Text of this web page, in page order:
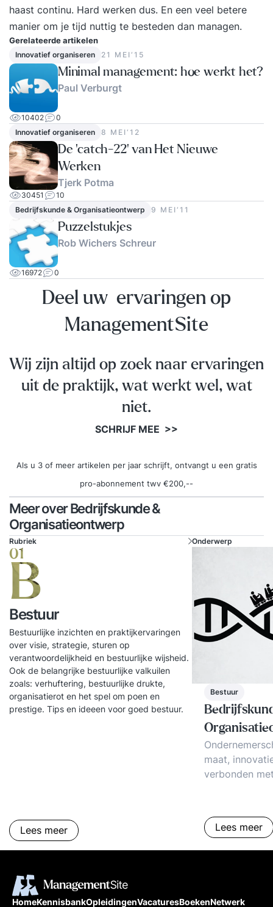
haast continu. Hard werken dus. En een veel betere
manier om je tijd nuttig te besteden dan managen.
Gerelateerde artikelen
Innovatief organiseren 21 MEI‘15
Minimal management: hoe werkt het?
Paul Verburgt
10402
0
Innovatief organiseren
8 MEI‘12
De ‘catch-22’ van Het Nieuwe
Werken
Tjerk Potma
30451
10
Bedrijfskunde & Organisatieontwerp
9 MEI‘11
Puzzelstukjes
Rob Wichers Schreur
16972 0
Deel uw ervaringen op
ManagementSite
Wij zijn altijd op zoek naar ervaringen
uit de praktijk, wat werkt wel, wat
niet.
SCHRIJF MEE >>
Als u 3 of meer artikelen per jaar schrijft, ontvangt u een gratis
pro-abonnement twv €200,--
Meer over Bedrijfskunde &
Organisatieontwerp
Rubriek
01
B
Bestuur
Bestuurlijke inzichten en praktijkervaringen
over visie, strategie, sturen op
verantwoordelijkheid en bestuurlijke wijsheid.
Ook de belangrijke bestuurlijke valkuilen
zoals: verhuftering, bestuurlijke drukte,
organisatierot en het spel om poen en
prestige. Tips en ideeen voor goed bestuur.
Lees meer
Onderwerp
Bestuur
maat,
verbonden
elementen
Lees meer
HomeKennisbankOpleidingenVacaturesBoekenNetwerk